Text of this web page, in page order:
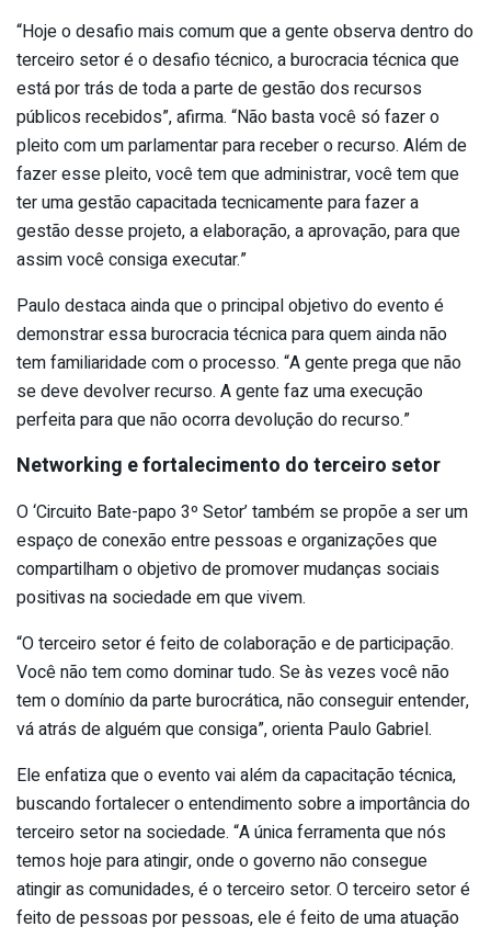
“Hoje o desafio mais comum que a gente observa dentro do
terceiro setor é o desafio técnico, a burocracia técnica que
está por trás de toda a parte de gestão dos recursos
públicos recebidos”, afirma. “Não basta você só fazer o
pleito com um parlamentar para receber o recurso. Além de
fazer esse pleito, você tem que administrar, você tem que
ter uma gestão capacitada tecnicamente para fazer a
gestão desse projeto, a elaboração, a aprovação, para que
assim você consiga executar.”
Paulo destaca ainda que o principal objetivo do evento é
demonstrar essa burocracia técnica para quem ainda não
tem familiaridade com o processo. “A gente prega que não
se deve devolver recurso. A gente faz uma execução
perfeita para que não ocorra devolução do recurso.”
Networking e fortalecimento do terceiro setor
O ‘Circuito Bate-papo 3º Setor’ também se propõe a ser um
espaço de conexão entre pessoas e organizações que
compartilham o objetivo de promover mudanças sociais
positivas na sociedade em que vivem.
“O terceiro setor é feito de colaboração e de participação.
Você não tem como dominar tudo. Se às vezes você não
tem o domínio da parte burocrática, não conseguir entender,
vá atrás de alguém que consiga”, orienta Paulo Gabriel.
Ele enfatiza que o evento vai além da capacitação técnica,
buscando fortalecer o entendimento sobre a importância do
terceiro setor na sociedade. “A única ferramenta que nós
temos hoje para atingir, onde o governo não consegue
atingir as comunidades, é o terceiro setor. O terceiro setor é
feito de pessoas por pessoas, ele é feito de uma atuação